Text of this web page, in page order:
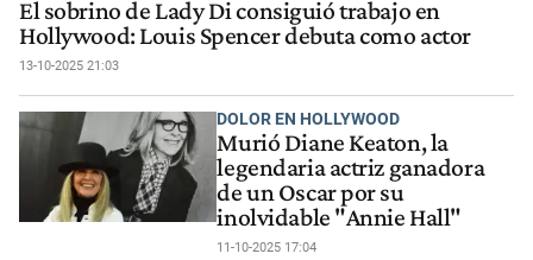
El sobrino de Lady Di consiguió trabajo en
Hollywood: Louis Spencer debuta como actor
13-10-2025 21:03
DOLOR EN HOLLYWOOD
Murió Diane Keaton, la
legendaria actriz ganadora
de un Oscar por su
inolvidable "Annie Hall"
11-10-2025 17:04